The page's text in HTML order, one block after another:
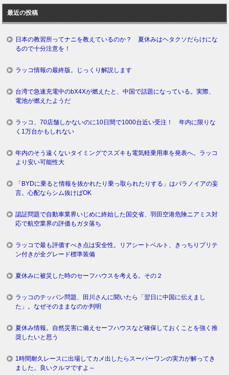
ロ
グ
最近の投稿
日本の教習所ってナニを教えているのか？ 夏休みはヘタクソだらけにな
るので十分注意を！
ラッコ情報の最終版。じっくり解説します
台湾で急速充電中のbX4Xが燃えたと、中国で話題になっている。実際、
電池が燃えたようだ
ラッコ、70店舗しかないのに10日間で1000台近い受注！ 年内に限りな
く1万台かもしれない
年内のそう遠くないタイミングでスズキも電気軽乗用車を発表へ。ラッコ
より安い可能性大
「BYDに乗ると情報を抜かれたり乗っ取られたりする」はパラノイアの妄
言。心配ならシム抜けばOK
認証問題で自動車業界いじめに終始した国交省、羽田空港危険ニアミス対
応で航空業界の評価もガタ落ち
ラッコで最も評価すべき点は安全性。リアシートベルト、きっちりプリテ
ン付きが全グレード標準装備
夏休みに被災した時のセーフハウスを考える。その２
ラッコのテッパン問題、田川さんに聞いたら「翌日に中国に伝えまし
た」。なぜそのままなのか判明
夏休み情報。自然災害に備えセーフハウスなど確保しておくことを強く推
奨したいと思う
1時間耐久レースに出場してカメ出したらスーパーワンの実力が解ってき
ました。良いクルマですよ～